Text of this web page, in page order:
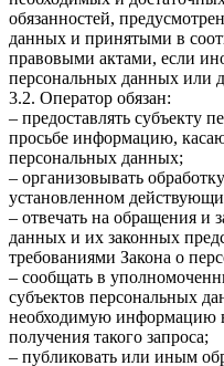
обязанностей,
данных и принятыми в
правовыми актами, если
персональных данных или
3.2. Оператор обязан:
– предоставлять субъекту
просьбе информацию,
персональных данных;
– организовывать
установленном
– отвечать на обращения и
данных и их законных
требованиями Закона о
– сообщать в
субъектов персональных
необходимую информацию
получения такого запроса;
– публиковать или иным